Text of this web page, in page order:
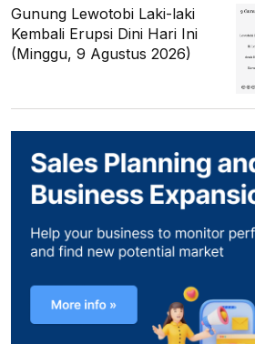
Gunung Lewotobi Laki-laki
Kembali Erupsi Dini Hari Ini
(Minggu, 9 Agustus 2026)